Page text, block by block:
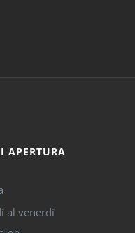
APERTURA
al venerdì